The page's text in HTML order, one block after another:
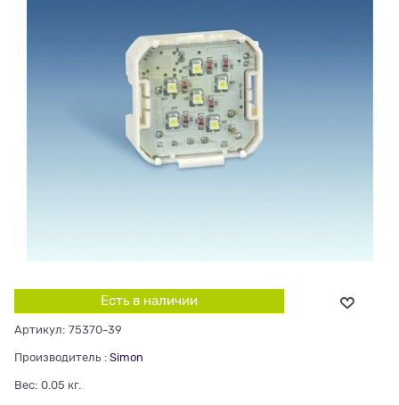
Есть в наличии
Артикул: 75370-39
Производитель : Simon
Вес: 0.05 кг.